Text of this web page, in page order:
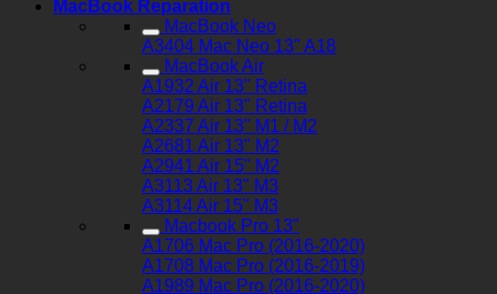
MacBook Reparation
MacBook Neo
A3404 Mac Neo 13" A18
MacBook Air
A1932 Air 13" Retina
A2179 Air 13" Retina
A2337 Air 13" M1 / M2
A2681 Air 13" M2
A2941 Air 15" M2
A3113 Air 13" M3
A3114 Air 15" M3
Macbook Pro 13"
A1706 Mac Pro (2016-2020)
A1708 Mac Pro (2016-2019)
A1989 Mac Pro (2016-2020)